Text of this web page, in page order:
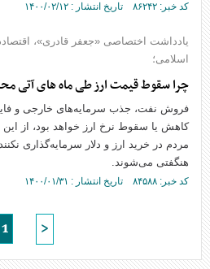
کد خبر: ۸۶۲۴۲ تاریخ انتشار : ۱۴۰۰/۰۲/۱۲
یادداشت اختصاصی «جعفر قادری»،
اسلامی؛
چرا سقوط قیمت ارز طی ماه های آتی
فروش نفت، جذب سرمایه‌های خارجی و
کاهش یا سقوط نرخ ارز خواهد بود، از
مردم در خرید ارز و دلار سرمایه‌گذاری
هنگفتی می‌شوند.
کد خبر: ۸۴۵۸۸ تاریخ انتشار : ۱۴۰۰/۰۱/۳۱
1 >